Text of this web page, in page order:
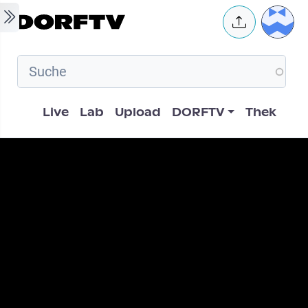
Skip to main content User
Hauptnavigation
Live Lab Upload DORFTV Thek